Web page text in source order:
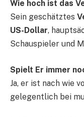
Wie hoch ist das
Sein geschätztes
US-Dollar,
Schauspieler und
Spielt Er immer
Ja, er ist nach wie
gelegentlich bei